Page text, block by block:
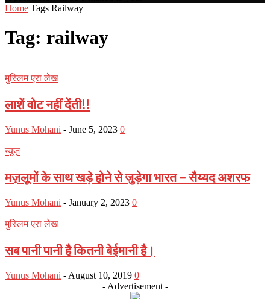
Home Tags Railway
Tag: railway
मुस्लिम एरा लेख
लाशें वोट नहीं देंती!!
Yunus Mohani - June 5, 2023 0
न्यूज़
मज़लूमों के साथ खड़े होने से जुड़ेगा भारत – सैय्यद अशरफ
Yunus Mohani - January 2, 2023 0
मुस्लिम एरा लेख
सब पानी पानी है कितनी बेईमानी है।
Yunus Mohani - August 10, 2019 0
- Advertisement -